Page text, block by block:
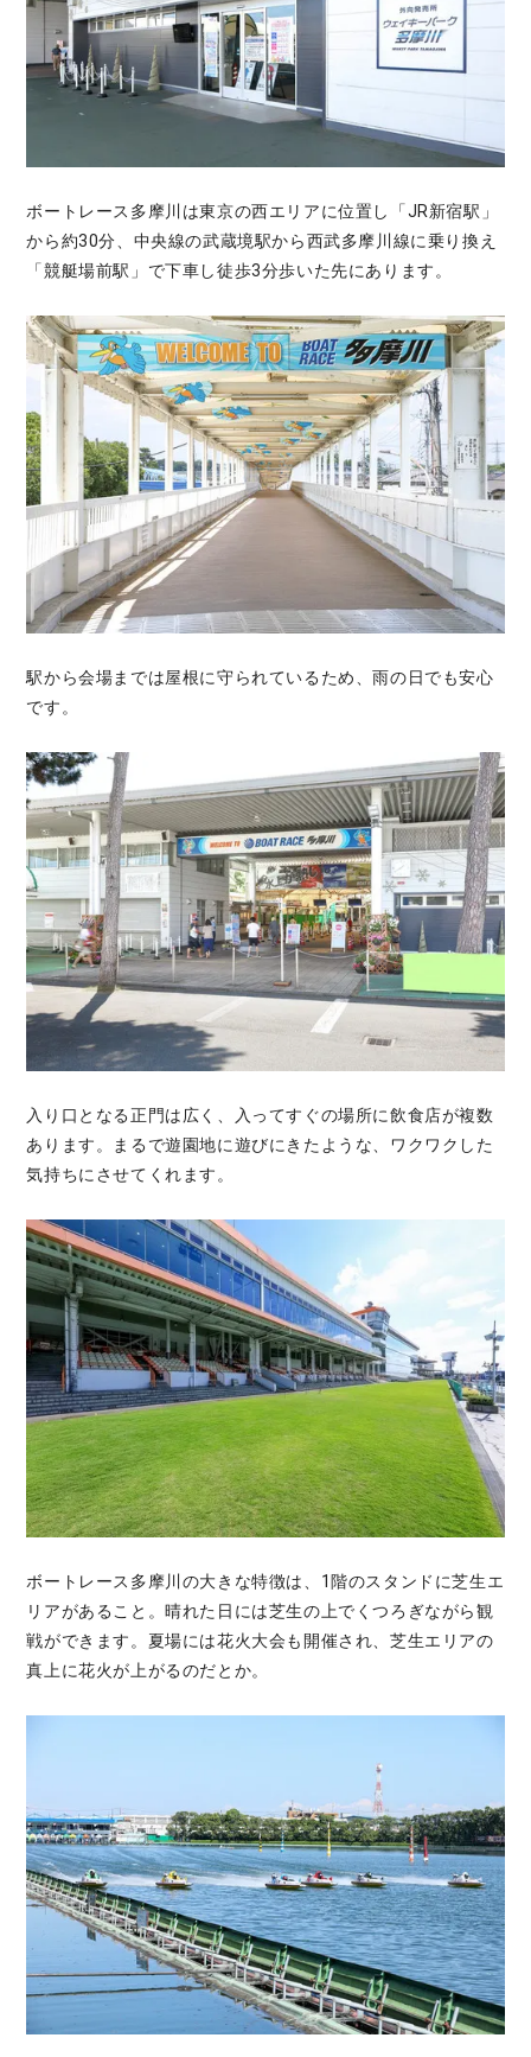
ボートレース多摩川は東京の西エリアに位置し「JR新宿駅」
から約30分、中央線の武蔵境駅から西武多摩川線に乗り換え
「競艇場前駅」で下車し徒歩3分歩いた先にあります。
駅から会場までは屋根に守られているため、雨の日でも安心
です。
入り口となる正門は広く、入ってすぐの場所に飲食店が複数
あります。まるで遊園地に遊びにきたような、ワクワクした
気持ちにさせてくれます。
ボートレース多摩川の大きな特徴は、1階のスタンドに芝生エ
リアがあること。晴れた日には芝生の上でくつろぎながら観
戦ができます。夏場には花火大会も開催され、芝生エリアの
真上に花火が上がるのだとか。